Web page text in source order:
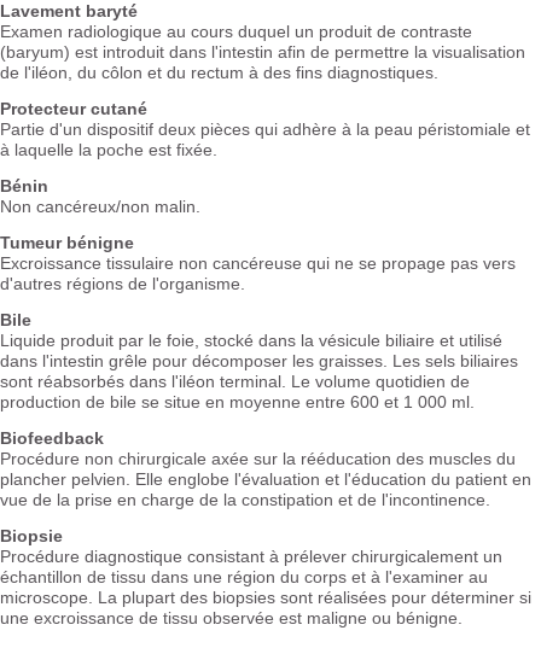
Lavement baryté
Examen radiologique au cours duquel un produit de contraste
(baryum) est introduit dans l'intestin afin de permettre la visualisation
de l'iléon, du côlon et du rectum à des fins diagnostiques.
Protecteur cutané
Partie d'un dispositif deux pièces qui adhère à la peau péristomiale et
à laquelle la poche est fixée.
Bénin
Non cancéreux/non malin.
Tumeur bénigne
Excroissance tissulaire non cancéreuse qui ne se propage pas vers
d'autres régions de l'organisme.
Bile
Liquide produit par le foie, stocké dans la vésicule biliaire et utilisé
dans l'intestin grêle pour décomposer les graisses. Les sels biliaires
sont réabsorbés dans l'iléon terminal. Le volume quotidien de
production de bile se situe en moyenne entre 600 et 1 000 ml.
Biofeedback
Procédure non chirurgicale axée sur la rééducation des muscles du
plancher pelvien. Elle englobe l'évaluation et l'éducation du patient en
vue de la prise en charge de la constipation et de l'incontinence.
Biopsie
Procédure diagnostique consistant à prélever chirurgicalement un
échantillon de tissu dans une région du corps et à l'examiner au
microscope. La plupart des biopsies sont réalisées pour déterminer si
une excroissance de tissu observée est maligne ou bénigne.